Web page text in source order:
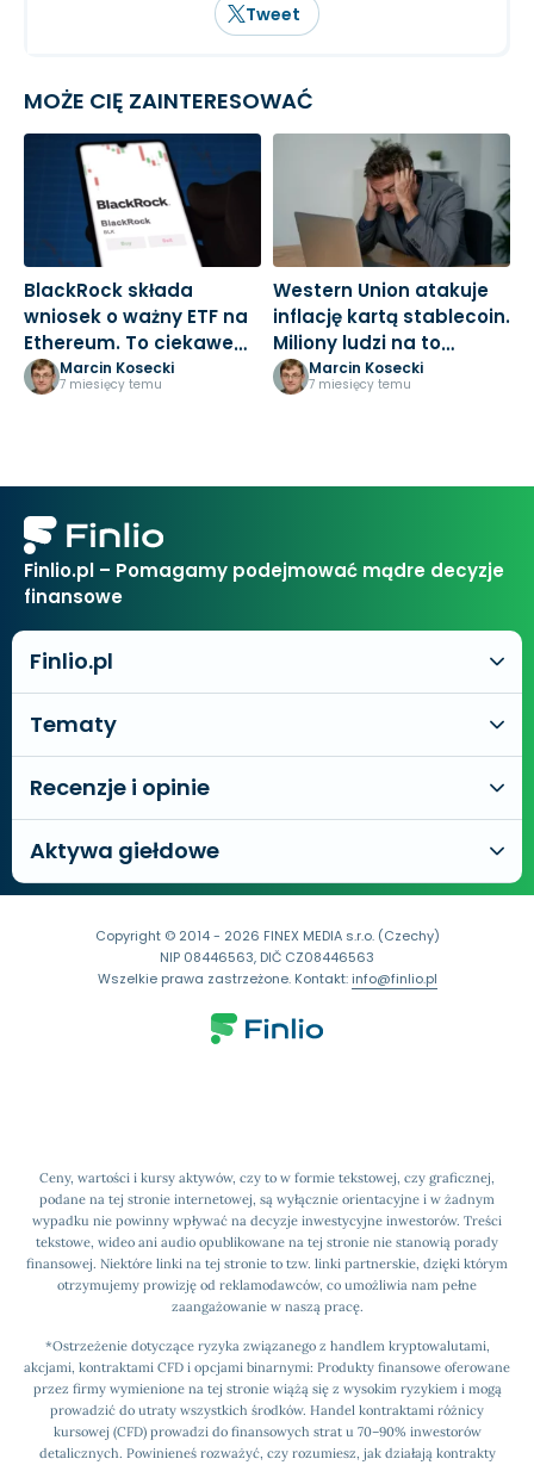
Tweet
MOŻE CIĘ ZAINTERESOWAĆ
BlackRock składa
wniosek o ważny ETF na
Ethereum. To ciekawe
posunięcie
Marcin Kosecki
7 miesięcy temu
Western Union atakuje
inflację kartą stablecoin.
Miliony ludzi na to
czekałyMarcin Kosecki
7 miesięcy temu
Finlio.pl – Pomagamy podejmować mądre decyzje
finansowe
Finlio.pl
Tematy
Recenzje i opinie
Aktywa giełdowe
Ceny, wartości i kursy aktywów, czy to w formie tekstowej, czy graficznej,
podane na tej stronie internetowej, są wyłącznie orientacyjne i w żadnym
wypadku nie powinny wpływać na decyzje inwestycyjne inwestorów. Treści
tekstowe, wideo ani audio opublikowane na tej stronie nie stanowią porady
finansowej. Niektóre linki na tej stronie to tzw. linki partnerskie, dzięki którym
otrzymujemy prowizję od reklamodawców, co umożliwia nam pełne
zaangażowanie w naszą pracę.
*Ostrzeżenie dotyczące ryzyka związanego z handlem kryptowalutami,
akcjami, kontraktami CFD i opcjami binarnymi: Produkty finansowe oferowane
przez firmy wymienione na tej stronie wiążą się z wysokim ryzykiem i mogą
prowadzić do utraty wszystkich środków. Handel kontraktami różnicy
kursowej (CFD) prowadzi do finansowych strat u 70–90% inwestorów
detalicznych. Powinieneś rozważyć, czy rozumiesz, jak działają kontrakty
Copyright © 2014 - 2026 FINEX MEDIA s.r.o. (Czechy)
NIP 08446563, DIČ CZ08446563
Wszelkie prawa zastrzeżone. Kontakt:info@finlio.pl